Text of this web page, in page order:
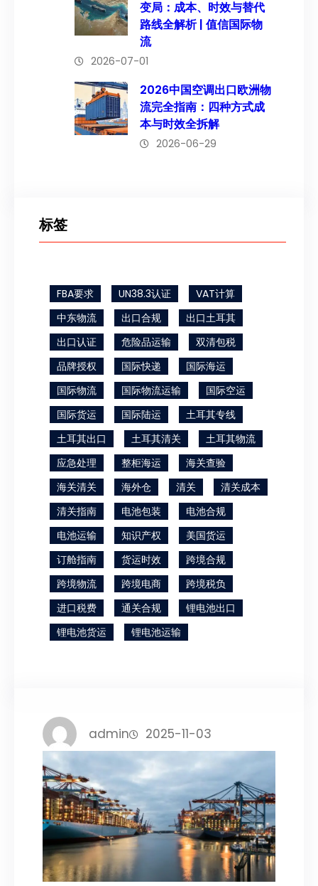
变局：成本、时效与替代
路线全解析 | 值信国际物
流
2026-07-01
2026中国空调出口欧洲物
流完全指南：四种方式成
本与时效全拆解
2026-06-29
标签
FBA要求 UN38.3认证
VAT计算
中东物流
出口合规
出口土耳其
出口认证
危险品运输
双清包税
品牌授权
国际快递
国际海运
国际物流
国际物流运输
国际空运
国际货运
国际陆运
土耳其专线
土耳其出口
土耳其清关
土耳其物流
应急处理
整柜海运
海关查验
海关清关
海外仓 清关
清关成本
清关指南
电池包装
电池合规
电池运输
知识产权
美国货运
订舱指南
货运时效
跨境合规
跨境物流
跨境电商
跨境税负
进口税费
通关合规
锂电池出口
锂电池货运
锂电池运输
admin 2025-11-03